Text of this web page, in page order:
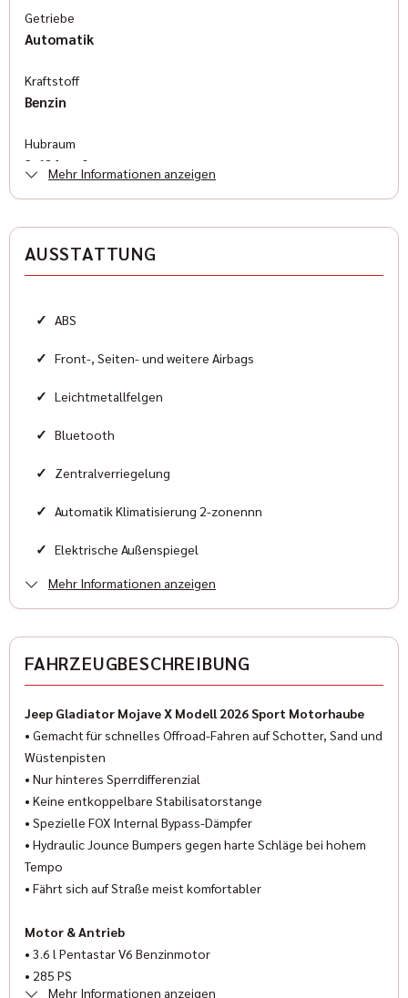
Getriebe
Automatik
Kraftstoff
Benzin
Hubraum
3.604 cm³
Allradantrieb
Geländewagen
Zustand
Schwarz
Farbe (Hersteller)
AUSSTATTUNG
Anzahl der Türen
4/5
Anzahl Sitzplätze
Innenfarbe
Schwarz
Leder
Klimatisierung
Mehr Informationen anzeigen
AUSSTATTUNG
✓ ABS
✓ Front-, Seiten- und weitere Airbags
✓ Leichtmetallfelgen
✓ Bluetooth
✓ Zentralverriegelung
✓ Automatik Klimatisierung 2-zonennn
✓ Elektrische Außenspiegel
✓ Elektrische Fensterheber
✓ Wegfahrsperre
✓ Multifunktionslenkrad
✓ LED-Scheinwerfer
✓ Servolenkung
✓ Traktionskontrolle
✓ Lederlenkrad
✓ Reifendruckkontrolle
✓ Getönte Scheiben
Mehr Informationen anzeigen
FAHRZEUGBESCHREIBUNG
Jeep Gladiator Mojave X Modell 2026 Sport Motorhaube
• Gemacht für schnelles Offroad-Fahren auf Schotter, Sand und
Wüstenpisten
• Nur hinteres Sperrdifferenzial
• Keine entkoppelbare Stabilisatorstange
• Spezielle FOX Internal Bypass-Dämpfer
• Hydraulic Jounce Bumpers gegen harte Schläge bei hohem
Tempo
• Fährt sich auf Straße meist komfortabler
Motor & Antrieb
• 3.6 l Pentastar V6 Benzinmotor
• 285 PS
Mehr Informationen anzeigen